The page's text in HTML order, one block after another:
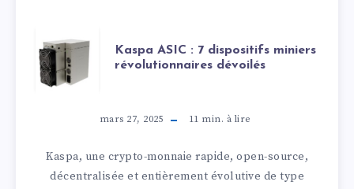
Kaspa ASIC : 7 dispositifs miniers
révolutionnaires dévoilés
mars 27, 2025 11 min. à lire
Kaspa, une crypto-monnaie rapide, open-source,
décentralisée et entièrement évolutive de type